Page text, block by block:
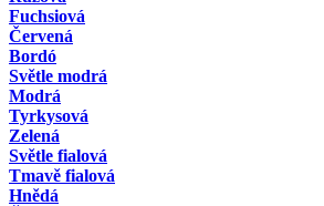
Fuchsiová
Červená
Bordó
Světle modrá
Modrá
Tyrkysová
Zelená
Světle fialová
Tmavě fialová
Hnědá